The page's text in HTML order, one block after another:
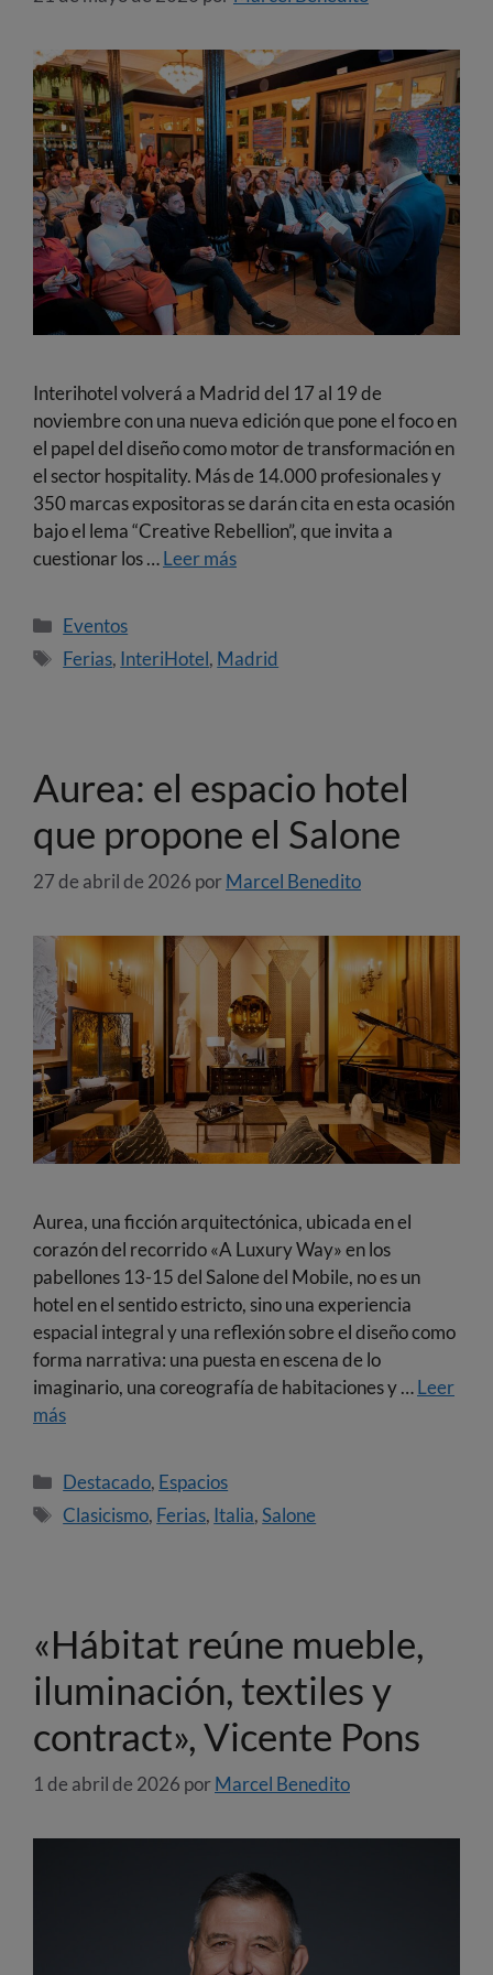
Interihotel volverá a Madrid del 17 al 19 de
noviembre con una nueva edición que pone el foco en
el papel del diseño como motor de transformación en
el sector hospitality. Más de 14.000 profesionales y
350 marcas expositoras se darán cita en esta ocasión
bajo el lema “Creative Rebellion”, que invita a
cuestionar los …Leer más
Eventos
Ferias, InteriHotel, Madrid
Aurea: el espacio hotel
que propone el Salone
27 de abril de 2026 porMarcel Benedito
Aurea, una ficción arquitectónica, ubicada en el
corazón del recorrido «A Luxury Way» en los
pabellones 13-15 del Salone del Mobile, no es un
hotel en el sentido estricto, sino una experiencia
espacial integral y una reflexión sobre el diseño como
forma narrativa: una puesta en escena de lo
imaginario, una coreografía de habitaciones y …Leer
más
Destacado, Espacios
Clasicismo, Ferias, Italia,Salone
«Hábitat reúne mueble,
iluminación, textiles y
contract», Vicente Pons
1 de abril de 2026 porMarcel Benedito